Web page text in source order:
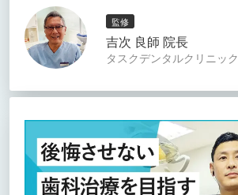
監修
吉次 良師 院長
タスクデンタルクリニック